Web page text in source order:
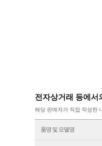
전자상거래 등에서
해당 판매자가 직접 작성한
품명 및 모델명